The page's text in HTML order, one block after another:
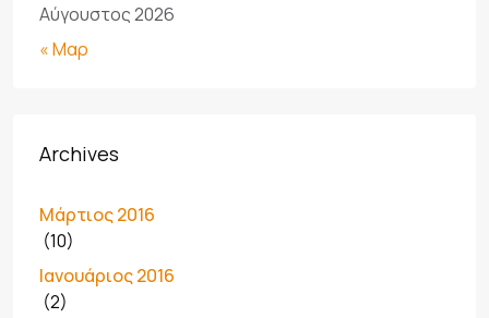
Αύγουστος 2026
« Μαρ
Archives
Μάρτιος 2016
(10)
Ιανουάριος 2016
(2)